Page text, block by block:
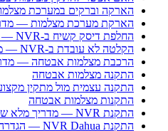
הארקה וברקים במערכת
הארקת מערכת מצלמות —
החלפת דיסק קשיח ב-NVR — מדריך
הקלטה לא עובדת ב-NVR — מדריך תיקון
הרכבת מצלמות אבטחה —
התקנה מצלמות אבטחה
התקנה עצמית מול מתקין
התקנות מצלמות אבטחה
התקנת NVR — מדריך מלא שלב אחר שלב
התקנת NVR Dahua — הגדרה ראשונית מלאה